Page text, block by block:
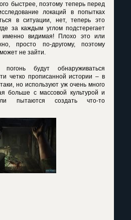
быстрее, поэтому теперь перед
локаций в попытках
в ситуации, нет, теперь это
за каждым углом подстерегает
именно видимая! Плохо это или
просто по-другому, поэтому
не зайти.
будут обнаруживаться
четко прописанной истории – в
но используют уж очень много
больше с массовой культурой и
пытаются создать что-то